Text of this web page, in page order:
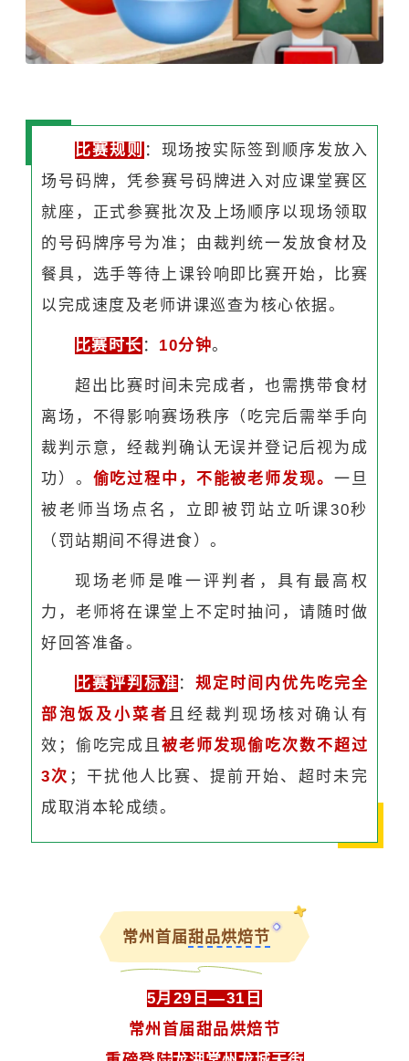
比赛规则 ：现场按实际签到顺序发放入
场号码牌，凭参赛号码牌进入对应课堂赛区
就座，正式参赛批次及上场顺序以现场领取
的号码牌序号为准；由裁判统一发放食材及
餐具，选手等待上课铃响即比赛开始，比赛
以完成速度及老师讲课巡查为核心依据。
比赛时长 ： 10分钟。
超出比赛时间未完成者，也需携带食材
离场，不得影响赛场秩序（吃完后需举手向
裁判示意，经裁判确认无误并登记后视为成
功）。 偷吃过程中，不能被老师发现。 一旦
被老师当场点名，立即被罚站立听课30秒
（罚站期间不得进食）。
现场老师是唯一评判者，具有最高权
力，老师将在课堂上不定时抽问，请随时做
好回答准备。
比赛评判标准 ：规定时间内优先吃完全
部泡饭及小菜者 且经裁判现场核对确认有
效；偷吃完成且被老师发现偷吃次数不超过
3次 ；干扰他人比赛、提前开始、超时未完
成取消本轮成绩。
常州首届甜品烘焙节
5月29日—31日
常州首届甜品烘焙节